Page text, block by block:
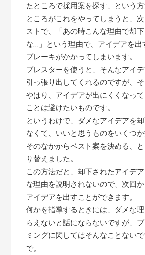
たところで採用案を探す、という方
ところがこれをやってしまうと、
ストで、「あの時こんな理由で却
な…」という理由で、アイデアを出
ブレーキがかかってしまいます。
ブレスターを使うと、そんなアイ
引っ張り出してくれるのですが、
やはり、アイデアが出にくくなっ
ことは避けたいものです。
というわけで、ダメなアイデアを
なくて、いいと思うものをいくつか
そのなかからベスト案を決める、
り替えました。
この方法だと、却下されたアイデ
な理由を説明されないので、次回
アイデアを出すことができます。
何かを指導するときには、ダメな
らえないと話にならないですが、
ミングに関してはそんなことないで
で。